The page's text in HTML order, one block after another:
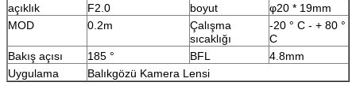
açıklık
F2.0 boyut
φ20 * 19mm
MOD
0.2m
Çalışma
sıcaklığı
-20 ° C - + 80 °
C
Bakış açısı
185 ° BFL
4.8mm
Uygulama
Balıkgözü Kamera Lensi